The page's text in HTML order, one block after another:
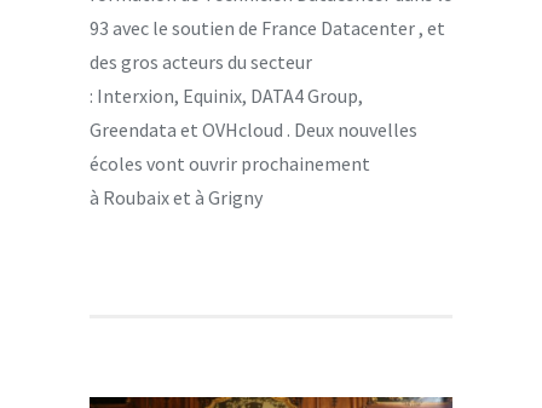
93 avec le soutien de France Datacenter , et
des gros acteurs du secteur
: Interxion, Equinix, DATA4 Group,
Greendata et OVHcloud . Deux nouvelles
écoles vont ouvrir prochainement
à Roubaix et à Grigny